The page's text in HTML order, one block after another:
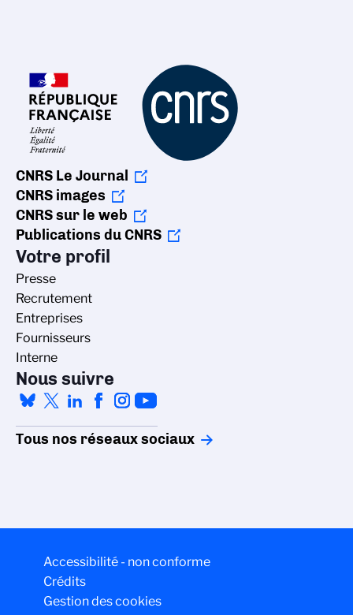
CNRS Le Journal
CNRS images
CNRS sur le web
Publications du CNRS
Votre profil
Presse
Recrutement
Entreprises
Fournisseurs
Interne
Nous suivre
Tous nos réseaux sociaux
Accessibilité - non conforme
Crédits
Gestion des cookies